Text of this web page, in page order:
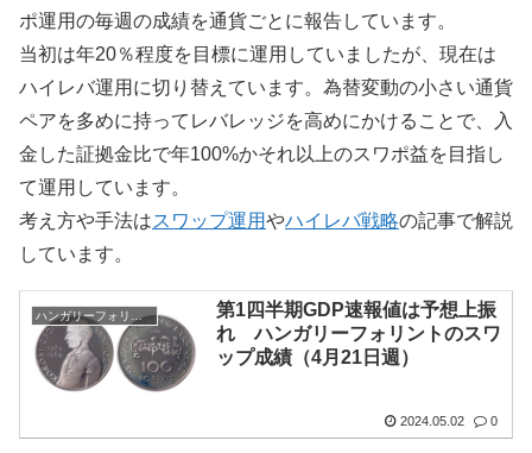
ポ運用の毎週の成績を通貨ごとに報告しています。
当初は年20％程度を目標に運用していましたが、現在は
ハイレバ運用に切り替えています。為替変動の小さい通貨
ペアを多めに持ってレバレッジを高めにかけることで、入
金した証拠金比で年100%かそれ以上のスワポ益を目指し
て運用しています。
考え方や手法はスワップ運用やハイレバ戦略の記事で解説
しています。
ハンガリーフォリント
第1四半期GDP速報値は予想上振
れ ハンガリーフォリントのスワ
ップ成績（4月21日週）
2024.05.02 0